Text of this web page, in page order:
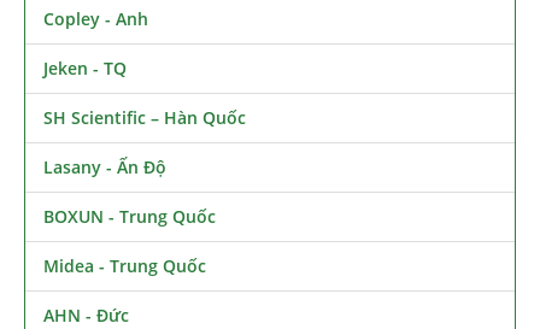
Copley - Anh
Jeken - TQ
SH Scientific – Hàn Quốc
Lasany - Ấn Độ
BOXUN - Trung Quốc
Midea - Trung Quốc
AHN - Đức